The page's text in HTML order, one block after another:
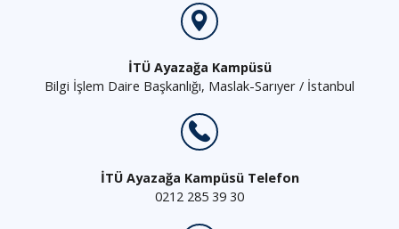
İTÜ Ayazağa Kampüsü
Bilgi İşlem Daire Başkanlığı, Maslak-Sarıyer / İstanbul
İTÜ Ayazağa Kampüsü Telefon
0212 285 39 30